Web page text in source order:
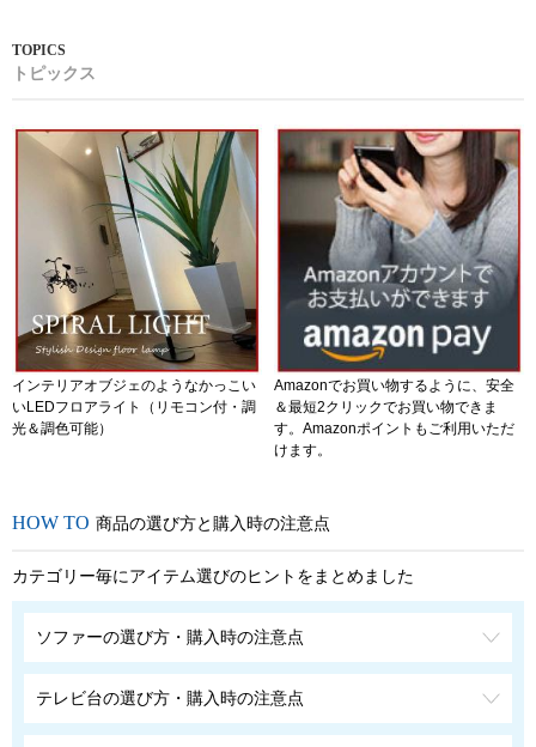
トピックス
インテリアオブジェのようなかっこい
いLEDフロアライト（リモコン付・調
光＆調色可能）
Amazonでお買い物するように、安全
＆最短2クリックでお買い物できま
す。Amazonポイントもご利用いただ
けます。
商品の選び方と購入時の注意点
カテゴリー毎にアイテム選びのヒントをまとめました
ソファーの選び方・購入時の注意点
テレビ台の選び方・購入時の注意点